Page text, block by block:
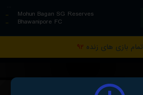
...
..
Mohun Bagan SG Reserves
..
Bhawanipore FC
تمام بازی های زنده ۹۲